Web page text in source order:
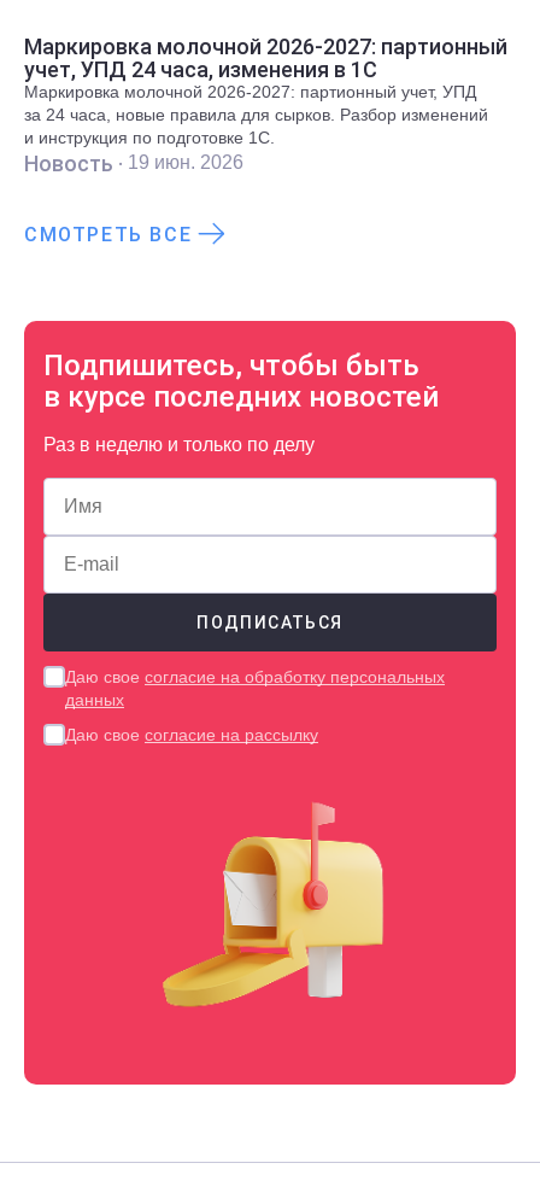
Маркировка молочной 2026-2027: партионный
учет, УПД 24 часа, изменения в 1С
Маркировка молочной 2026-2027: партионный учет, УПД
за 24 часа, новые правила для сырков. Разбор изменений
и инструкция по подготовке 1С.
Новость · 19 июн. 2026
СМОТРЕТЬ ВСЕ
Подпишитесь, чтобы быть
в курсе последних новостей
Раз в неделю и только по делу
Даю свое согласие на обработку персональных
данных
Даю свое согласие на рассылку